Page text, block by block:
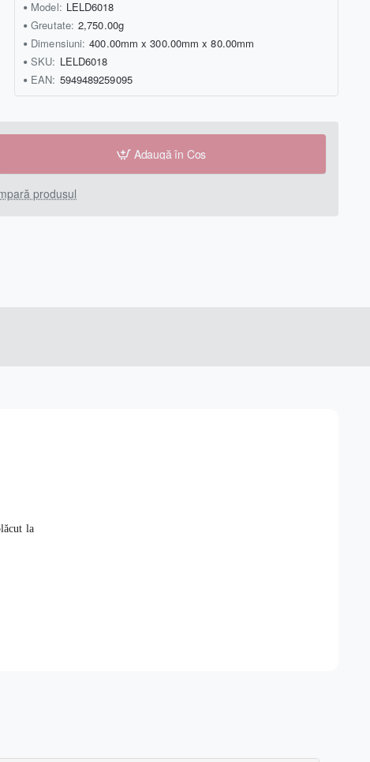
Model: LELD6018
Greutate: 2,750.00g
Dimensiuni: 400.00mm x 300.00mm x 80.00mm
SKU: LELD6018
EAN: 5949489259095
Adaugă în Coş
produsul
la